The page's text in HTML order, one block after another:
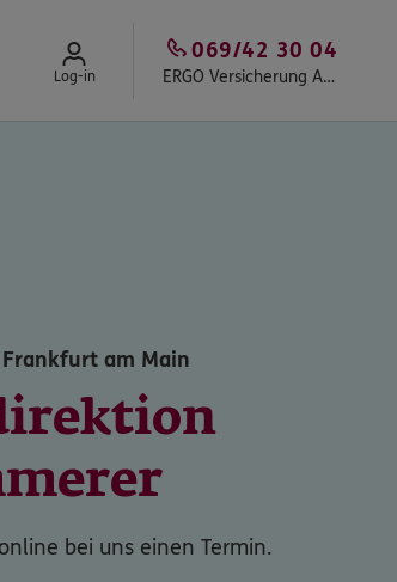
Log-in ERGO Versicherung Achim Zimmerer
069/42 30 04
am Main
bei uns einen Termin.